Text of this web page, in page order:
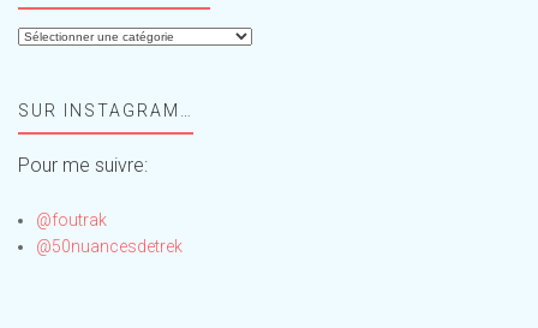
Aide-
!SUR INSTAGRAM…
Pour me suivre:
@foutrak
@50nuancesdetrek